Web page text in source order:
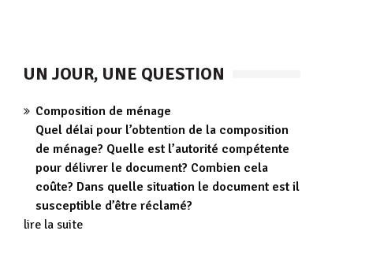
UN JOUR, UNE QUESTION
Composition de ménage
Quel délai pour l’obtention de la composition
de ménage? Quelle est l’autorité compétente
pour délivrer le document? Combien cela
coûte? Dans quelle situation le document est il
susceptible d’être réclamé?
lire la suite